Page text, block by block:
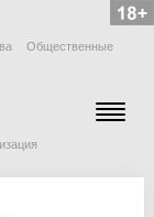
Общественные